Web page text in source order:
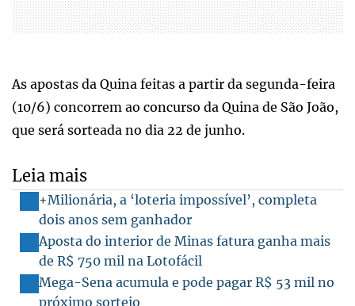
As apostas da Quina feitas a partir da segunda-feira
(10/6) concorrem ao concurso da Quina de São João,
que será sorteada no dia 22 de junho.
Leia mais
+Milionária, a ‘loteria impossível’, completa
dois anos sem ganhador
Aposta do interior de Minas fatura ganha mais
de R$ 750 mil na Lotofácil
Mega-Sena acumula e pode pagar R$ 53 mil no
próximo sorteio